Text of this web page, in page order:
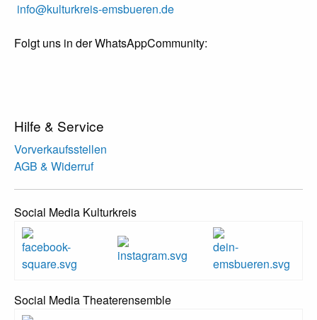
info@kulturkreis-emsbueren.de
Folgt uns in der WhatsAppCommunity:
Hilfe & Service
Vorverkaufsstellen
AGB & Widerruf
Social Media Kulturkreis
Social Media Theaterensemble